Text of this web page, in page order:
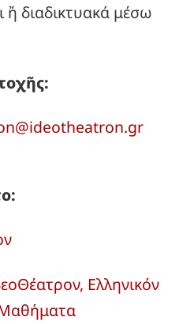
διαδικτυακά μέσω
Ελληνικόν
Μαθήματα